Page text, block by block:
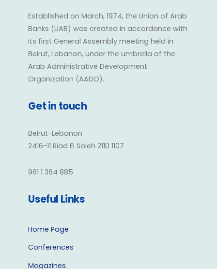
Established on March, 1974, the Union of Arab
Banks (UAB) was created in accordance with
its first General Assembly meeting held in
Beirut, Lebanon, under the umbrella of the
Arab Administrative Development
Organization (AADO).
Get in touch
Beirut-Lebanon
2416-11 Riad El Soleh 2110 1107
961 1 364 885
Useful Links
Home Page
Conferences
Magazines